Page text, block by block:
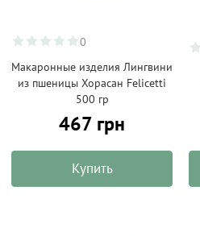
0
Макаронные изделия Лингвини
из пшеницы Хорасан Felicetti
500 гр
467 грн
Купить